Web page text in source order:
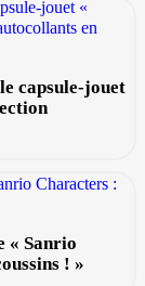
capsule-jouet
« Sanrio
! »